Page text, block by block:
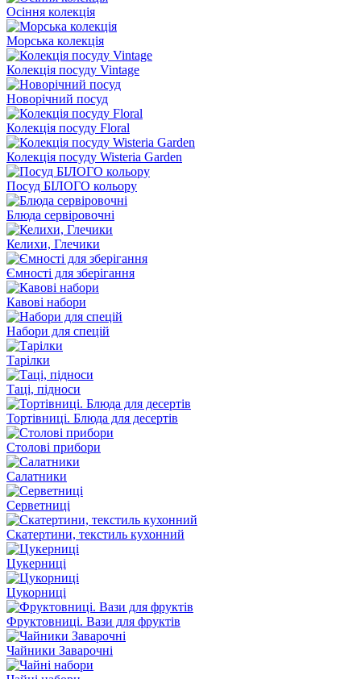
Осіння колекція
Морська колекція
Колекція посуду Vintage
Новорічний посуд
Колекція посуду Floral
Колекція посуду Wisteria Garden
Посуд БІЛОГО кольору
Блюда сервіровочні
Келихи, Глечики
Ємності для зберігання
Кавові набори
Набори для спецій
Тарілки
Таці, підноси
Тортівниці. Блюда для десертів
Столові прибори
Салатники
Серветниці
Скатертини, текстиль кухонний
Цукерниці
Цукорниці
Фруктовниці. Вази для фруктів
Чайники Заварочні